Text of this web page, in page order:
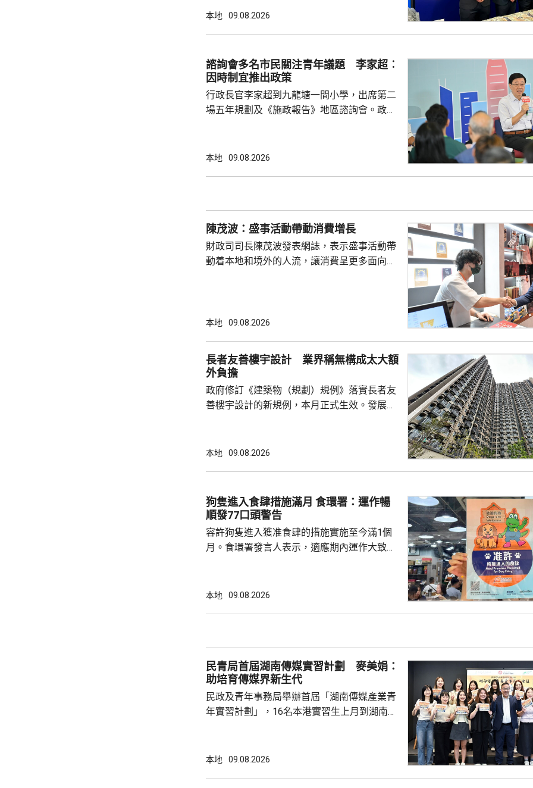
歲，部分人有三合會背景。涉案犯罪集團在去
會集團。警方形容集團分工精細，成員在九龍
及新界等地，經營賭檔及毒窟，亦涉及販毒，
本地 09.08.2026
諮詢會多名市民關注青年議題 李家超︰
因時制宜推出政策
行政長官李家超到九龍塘一間小學，出席第二
場五年規劃及《施政報告》地區諮詢會。政務
訂五年規劃，因此諮詢會有特別意義，希望就
年人感覺工程及科學專業就業有局限。亦有市
民指，在與大灣區融合下，即使尖子...
本地 09.08.2026
陳茂波：盛事活動帶動消費增長
財政司司長陳茂波發表網誌，表示盛事活動帶
動着本地和境外的人流，讓消費呈更多面向的
億元，有啟德附近的食肆指期間的生意增長了
示，今年上半年，約有175萬旅客參與超過
130項盛事活動，為香港帶來約58億...
本地 09.08.2026
長者友善樓宇設計 業界稱無構成太大額
外負擔
政府修訂《建築物（規劃）規例》落實長者友
善樓宇設計的新規例，本月正式生效。發展局
如在住宅大堂入口裝設自動門，方便長者及行
太大額外負擔，而自動門技術及防滑地磚等物
料已相當普遍，價格亦與一般物料相若。 新規
例其中13項涵蓋住宅及商業樓宇等...
本地 09.08.2026
狗隻進入食肆措施滿月 食環署：運作暢
順發77口頭警告
容許狗隻進入獲准食肆的措施實施至今滿1個
月。食環署發言人表示，適應期內運作大致暢
已獲妥善糾正。明日起，署方將按風險評估進
間增加至現時超過980間。在剛結束的適應期
內，食環署專責人員共巡查獲准...
本地 09.08.2026
民青局首屆湖南傳媒實習計劃 麥美娟：
助培育傳媒界新生代
民政及青年事務局舉辦首屆「湖南傳媒產業青
年實習計劃」，16名本港實習生上月到湖南衛
播運作等工作。民政及青年事務局局長麥美娟
本地 09.08.2026